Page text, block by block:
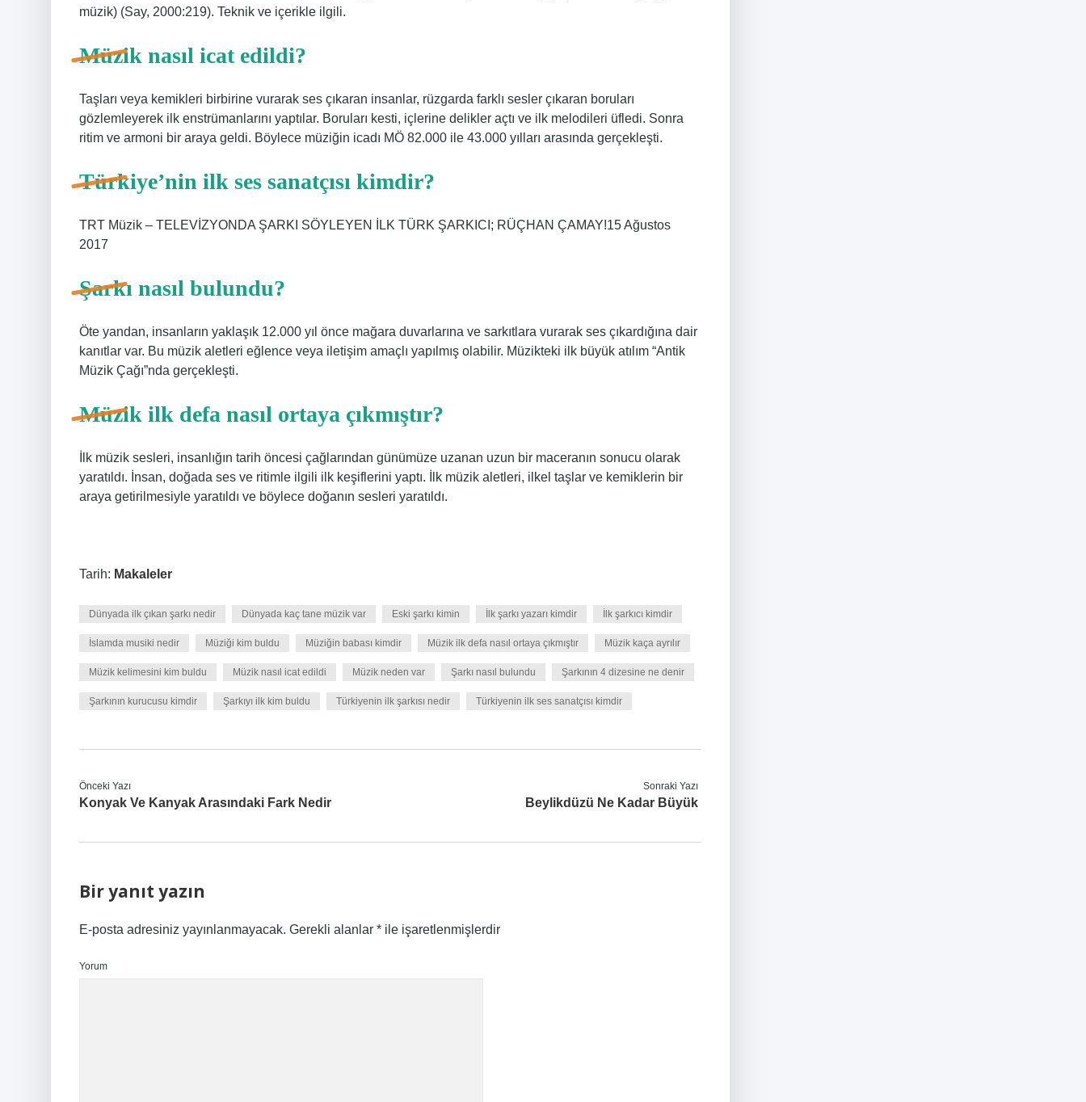
müzik) (Say, 2000:219). Teknik ve içerikle ilgili.
Müzik nasıl icat edildi?
Taşları veya kemikleri birbirine vurarak ses çıkaran insanlar, rüzgarda farklı sesler çıkaran boruları
gözlemleyerek ilk enstrümanlarını yaptılar. Boruları kesti, içlerine delikler açtı ve ilk melodileri üfledi. Sonra
ritim ve armoni bir araya geldi. Böylece müziğin icadı MÖ 82.000 ile 43.000 yılları arasında gerçekleşti.
Türkiye’nin ilk ses sanatçısı kimdir?
TRT Müzik – TELEVİZYONDA ŞARKI SÖYLEYEN İLK TÜRK ŞARKICI; RÜÇHAN ÇAMAY!15 Ağustos
2017
Şarkı nasıl bulundu?
Öte yandan, insanların yaklaşık 12.000 yıl önce mağara duvarlarına ve sarkıtlara vurarak ses çıkardığına dair
kanıtlar var. Bu müzik aletleri eğlence veya iletişim amaçlı yapılmış olabilir. Müzikteki ilk büyük atılım “Antik
Müzik Çağı”nda gerçekleşti.
Müzik ilk defa nasıl ortaya çıkmıştır?
İlk müzik sesleri, insanlığın tarih öncesi çağlarından günümüze uzanan uzun bir maceranın sonucu olarak
yaratıldı. İnsan, doğada ses ve ritimle ilgili ilk keşiflerini yaptı. İlk müzik aletleri, ilkel taşlar ve kemiklerin bir
araya getirilmesiyle yaratıldı ve böylece doğanın sesleri yaratıldı.
Tarih: Makaleler
Dünyada ilk çıkan şarkı nedir Dünyada kaç tane müzik var Eski şarkı kimin İlk şarkı yazarı kimdir İlk şarkıcı kimdir
İslamda musiki nedir Müziği kim buldu Müziğin babası kimdir Müzik ilk defa nasıl ortaya çıkmıştır Müzik kaça ayrılır
Müzik kelimesini kim buldu Müzik nasıl icat edildi Müzik neden var Şarkı nasıl bulundu Şarkının 4 dizesine ne denir
Şarkının kurucusu kimdir Şarkıyı ilk kim buldu Türkiyenin ilk şarkısı nedir Türkiyenin ilk ses sanatçısı kimdir
Önceki Yazı
Konyak Ve Kanyak Arasındaki Fark Nedir
Sonraki Yazı
Beylikdüzü Ne Kadar Büyük
Bir yanıt yazın
E-posta adresiniz yayınlanmayacak. Gerekli alanlar * ile işaretlenmişlerdir
Yorum